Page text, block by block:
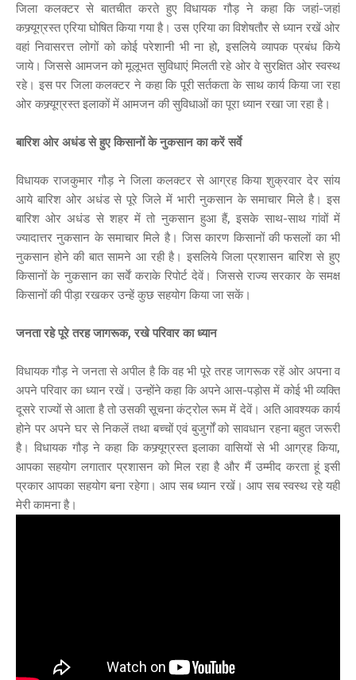
जिला कलक्टर से बातचीत करते हुए विधायक गौड़ ने कहा कि जहां-जहां
कफ्र्यूग्रस्त एरिया घोषित किया गया है। उस एरिया का विशेषतौर से ध्यान रखें ओर
वहां निवासरत्त लोगों को कोई परेशानी भी ना हो, इसलिये व्यापक प्रबंध किये
जाये। जिससे आमजन को मूलूभत सुविधाएं मिलती रहे ओर वे सुरक्षित ओर स्वस्थ
रहे। इस पर जिला कलक्टर ने कहा कि पूरी सर्तकता के साथ कार्य किया जा रहा
ओर कफ्र्यूग्रस्त इलाकों में आमजन की सुविधाओं का पूरा ध्यान रखा जा रहा है।
बारिश ओर अधंड से हुए किसानों के नुकसान का करें सर्वे
विधायक राजकुमार गौड़ ने जिला कलक्टर से आग्रह किया शुक्रवार देर सांय
आये बारिश ओर अधंड से पूरे जिले में भारी नुकसान के समाचार मिले है। इस
बारिश ओर अधंड से शहर में तो नुकसान हुआ हैं, इसके साथ-साथ गांवों में
ज्यादात्तर नुकसान के समाचार मिले है। जिस कारण किसानों की फसलों का भी
नुकसान होने की बात सामने आ रही है। इसलिये जिला प्रशासन बारिश से हुए
किसानों के नुकसान का सर्वें कराके रिपोर्ट देवें। जिससे राज्य सरकार के समक्ष
किसानों की पीड़ा रखकर उन्हें कुछ सहयोग किया जा सकें।
जनता रहे पूरे तरह जागरूक, रखे परिवार का ध्यान
विधायक गौड़ ने जनता से अपील है कि वह भी पूरे तरह जागरूक रहें ओर अपना व
अपने परिवार का ध्यान रखें। उन्होंने कहा कि अपने आस-पड़ोस में कोई भी व्यक्ति
दूसरे राज्यों से आता है तो उसकी सूचना कंट्रोल रूम में देवें। अति आवश्यक कार्य
होने पर अपने घर से निकलें तथा बच्चों एवं बुजुर्गों को सावधान रहना बहुत जरूरी
है। विधायक गौड़ ने कहा कि कफ्र्यूग्रस्त इलाका वासियों से भी आग्रह किया,
आपका सहयोग लगातार प्रशासन को मिल रहा है और मैं उम्मीद करता हूं इसी
प्रकार आपका सहयोग बना रहेगा। आप सब ध्यान रखें। आप सब स्वस्थ रहे यही
मेरी कामना है।